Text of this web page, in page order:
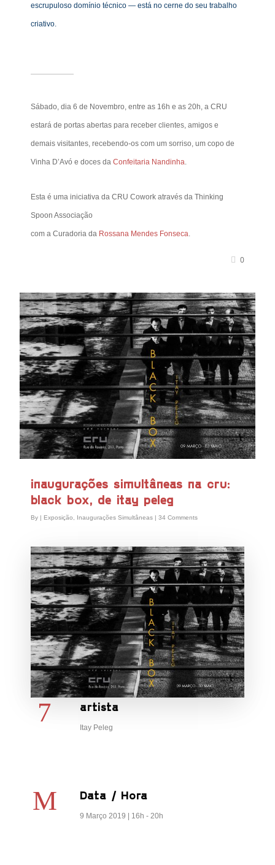
escrupuloso domínio técnico — está no cerne do seu trabalho
criativo.
Sábado, dia 6 de Novembro, entre as 16h e as 20h, a CRU
estará de portas abertas para receber clientes, amigos e
demais visitantes, recebendo-os com um sorriso, um copo de
Vinha D’Avó e doces da Confeitaria Nandinha
Esta é uma iniciativa da CRU Cowork através da Thinking
Spoon Associação
com a Curadoria da Rossana Mendes Fonseca
0
inaugurações simultâneas na cru:
black box, de itay peleg
By | Exposição Inaugurações Simultâneas | 34 Comments
artista
Itay Peleg
Data / Hora
9 Março 2019 | 16h - 20h